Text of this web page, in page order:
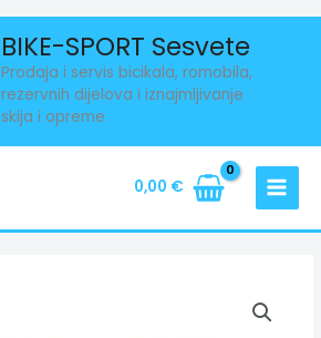
BIKE-SPORT Sesvete
Prodaja i servis bicikala, romobila,
rezervnih dijelova i iznajmljivanje
skija i opreme
0,00 €